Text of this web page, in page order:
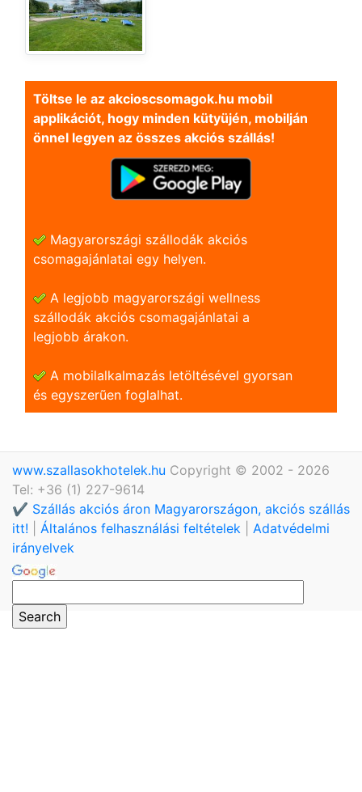
Töltse le az akcioscsomagok.hu mobil
applikációt, hogy minden kütyüjén, mobilján
önnel legyen az összes akciós szállás!
Magyarországi szállodák akciós
csomagajánlatai egy helyen.
A legjobb magyarországi wellness
szállodák akciós csomagajánlatai a
legjobb árakon.
A mobilalkalmazás letöltésével gyorsan
és egyszerũen foglalhat.
www.szallasokhotelek.hu Copyright © 2002 - 2026
Tel: +36 (1) 227-9614
✔️ Szállás akciós áron Magyarországon, akciós szállás
itt!
Általános felhasználási feltételek
Adatvédelmi
irányelvek